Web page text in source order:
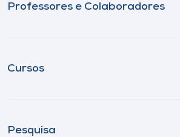
Professores e Colaboradores
Cursos
Pesquisa